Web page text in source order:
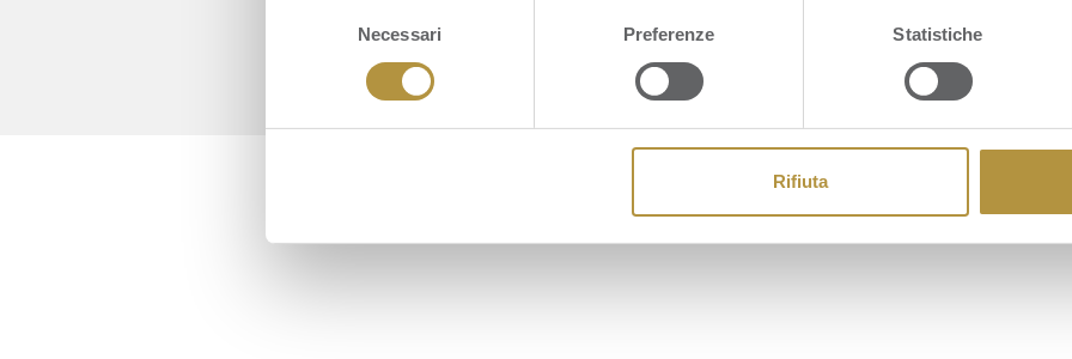
Necessari Preferenze Statistiche
Rifiuta